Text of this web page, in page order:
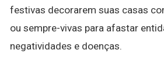
festivas decorarem suas casas
ou sempre-vivas para afastar
negatividades e doenças.